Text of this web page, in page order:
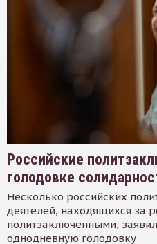
Российские
голодовке
Несколько российских
деятелей, находящихся за
политзаключенными,
однодневную голодовку